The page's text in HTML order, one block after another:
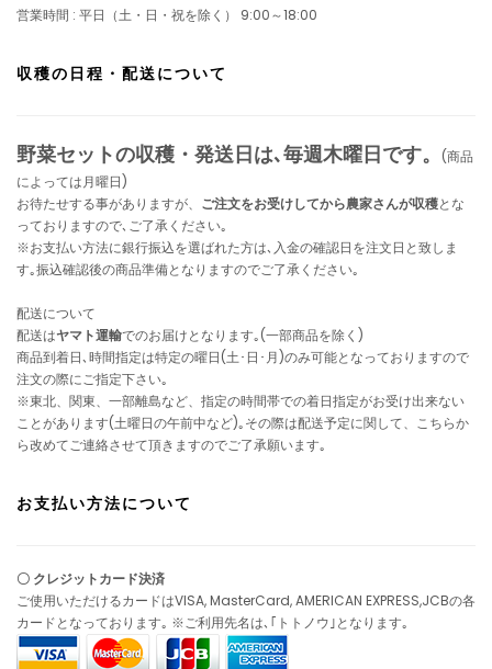
営業時間 : 平日（土・日・祝を除く） 9:00～18:00
収穫の日程・配送について
野菜セットの収穫・発送日は､毎週木曜日です。
(商品
によっては月曜日)
お待たせする事がありますが、 ご注文をお受けしてから農家さんが収穫とな
っておりますので､ご了承ください｡
※お支払い方法に銀行振込を選ばれた方は､入金の確認日を注文日と致しま
す｡振込確認後の商品準備となりますのでご了承ください｡
配送について
配送はヤマト運輸でのお届けとなります｡(一部商品を除く)
商品到着日､時間指定は特定の曜日(土･日･月)のみ可能となっておりますので
注文の際にご指定下さい｡
※東北、関東、一部離島など、指定の時間帯での着日指定がお受け出来ない
ことがあります(土曜日の午前中など)｡その際は配送予定に関して、こちらか
ら改めてご連絡させて頂きますのでご了承願います｡
お支払い方法について
〇 クレジットカード決済
ご使用いただけるカードはVISA, MasterCard, AMERICAN EXPRESS,JCBの各
カードとなっております｡ ※ご利用先名は､｢トトノウ｣となります｡